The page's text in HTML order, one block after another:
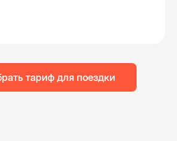
тариф для поездки